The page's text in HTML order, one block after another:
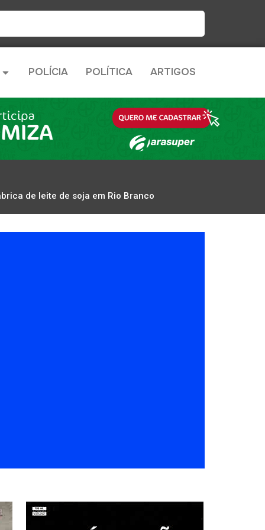
POLÍCIA POLÍTICA ARTIGOS
de leite de soja em Rio Branco